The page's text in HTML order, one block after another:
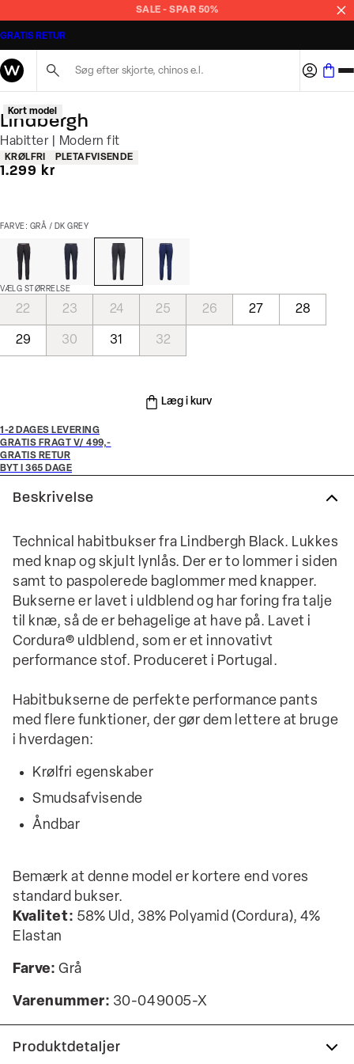
SALE - SPAR 50%
GRATIS RETUR
Kort model
Lindbergh
Habitter | Modern fit
Produkt egenskaber
KRØLFRI PLETAFVISENDE
I alt (inkl. rabat)
1.299 kr
FARVE: GRÅ / DK GREY
VÆLG STØRRELSE
22 23 24 25 26 27 28
29 30 31 32
Læg i kurv
1-2 DAGES LEVERING
GRATIS FRAGT V/ 499,-
GRATIS RETUR
BYT I 365 DAGE
Beskrivelse
Technical habitbukser fra Lindbergh Black. Lukkes
med knap og skjult lynlås. Der er to lommer i siden
samt to paspolerede baglommer med knapper.
Bukserne er lavet i uldblend og har foring fra talje
til knæ, så de er behagelige at have på. Lavet i
Cordura® uldblend, som er et innovativt
performance stof. Produceret i Portugal.
Habitbukserne de perfekte performance pants
med flere funktioner, der gør dem lettere at bruge
i hverdagen:
Krølfri egenskaber
Smudsafvisende
Åndbar
Bemærk at denne model er kortere end vores
standard bukser.
Kvalitet: 58% Uld, 38% Polyamid (Cordura), 4%
Elastan
Farve: Grå
Varenummer: 30-049005-X
Produktdetaljer